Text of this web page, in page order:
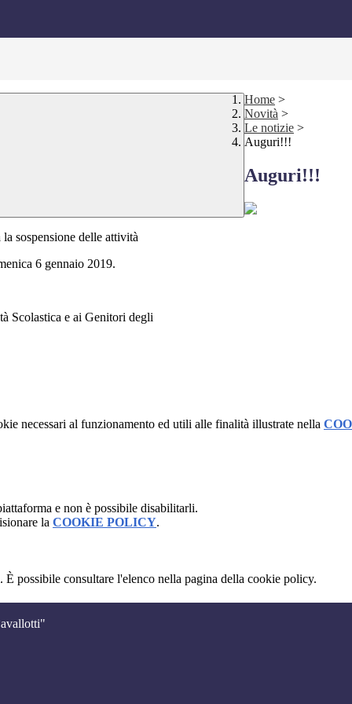
Home >
Novità >
Le notizie >
Auguri!!!
Auguri!!!
sospensione delle attività
6 gennaio 2019.
Scolastica e ai Genitori degli
necessari al funzionamento ed utili alle finalità illustrate nella
e non è possibile disabilitarli.
la COOKIE POLICY.
possibile consultare l'elenco nella pagina della cookie policy.